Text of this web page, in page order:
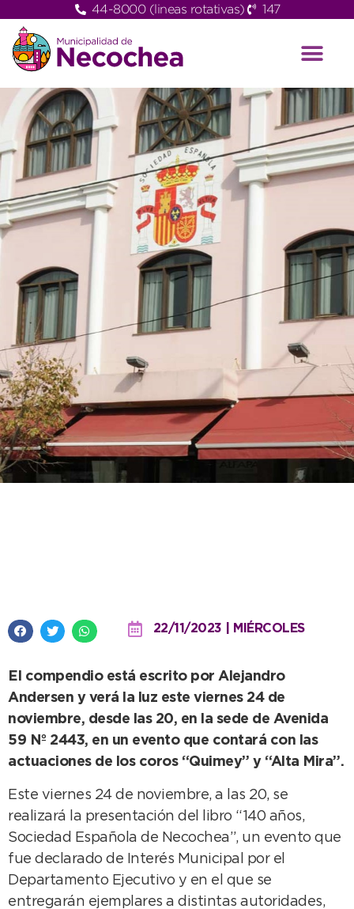
44-8000 (lineas rotativas) 147
22/11/2023 | MIÉRCOLES
El compendio está escrito por Alejandro
Andersen y verá la luz este viernes 24 de
noviembre, desde las 20, en la sede de Avenida
59 Nº 2443, en un evento que contará con las
actuaciones de los coros “Quimey” y “Alta Mira”.
Este viernes 24 de noviembre, a las 20, se
realizará la presentación del libro “140 años,
Sociedad Española de Necochea”, un evento que
fue declarado de Interés Municipal por el
Departamento Ejecutivo y en el que se
entregarán ejemplares a distintas autoridades,